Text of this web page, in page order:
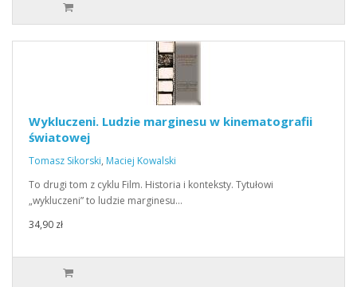
Wykluczeni. Ludzie marginesu w kinematografii
światowej
Tomasz Sikorski, Maciej Kowalski
To drugi tom z cyklu Film. Historia i konteksty. Tytułowi
„wykluczeni” to ludzie marginesu…
34,90 zł